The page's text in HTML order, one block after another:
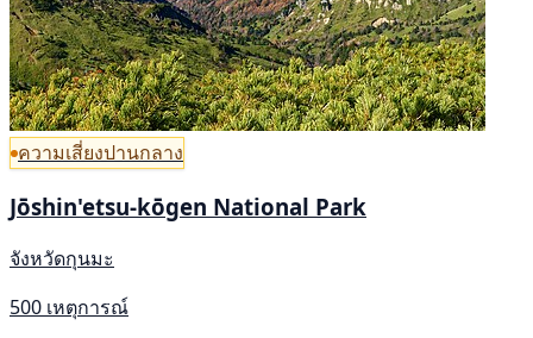
ความเสี่ยงปานกลาง
Jōshin'etsu-kōgen National Park
จังหวัดกุนมะ
500 เหตุการณ์